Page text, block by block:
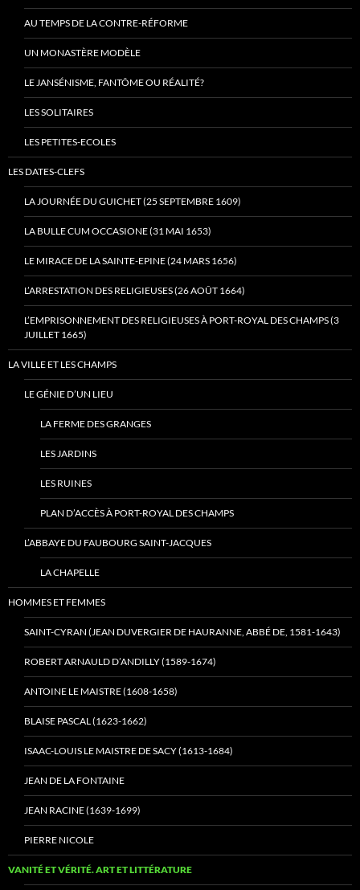
AU TEMPS DE LA CONTRE-RÉFORME
UN MONASTÈRE MODÈLE
LE JANSÉNISME, FANTÔME OU RÉALITÉ?
LES SOLITAIRES
LES PETITES-ECOLES
LES DATES-CLEFS
LA JOURNÉE DU GUICHET (25 SEPTEMBRE 1609)
LA BULLE CUM OCCASIONE (31 MAI 1653)
LE MIRACE DE LA SAINTE-EPINE (24 MARS 1656)
L’ARRESTATION DES RELIGIEUSES (26 AOÛT 1664)
L’EMPRISONNEMENT DES RELIGIEUSES À PORT-ROYAL DES CHAMPS (3
JUILLET 1665)
LA VILLE ET LES CHAMPS
LE GÉNIE D’UN LIEU
LA FERME DES GRANGES
LES JARDINS
LES RUINES
PLAN D’ACCÈS À PORT-ROYAL DES CHAMPS
L’ABBAYE DU FAUBOURG SAINT-JACQUES
LA CHAPELLE
HOMMES ET FEMMES
SAINT-CYRAN (JEAN DUVERGIER DE HAURANNE, ABBÉ DE, 1581-1643)
ROBERT ARNAULD D’ANDILLY (1589-1674)
ANTOINE LE MAISTRE (1608-1658)
BLAISE PASCAL (1623-1662)
ISAAC-LOUIS LE MAISTRE DE SACY (1613-1684)
JEAN DE LA FONTAINE
JEAN RACINE (1639-1699)
PIERRE NICOLE
VANITÉ ET VÉRITÉ. ART ET LITTÉRATURE